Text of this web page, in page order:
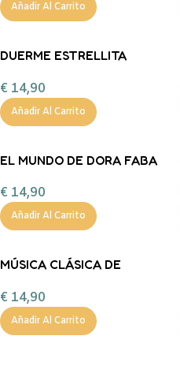
Añadir Al Carrito
DUERME ESTRELLITA
€ 14,90
Añadir Al Carrito
EL MUNDO DE DORA FABA
€ 14,90
Añadir Al Carrito
MÚSICA CLÁSICA DE
€ 14,90
Añadir Al Carrito